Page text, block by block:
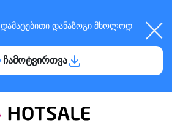
დამატებითი დანაზოგი მხოლოდ
ჩამოტვირთვა